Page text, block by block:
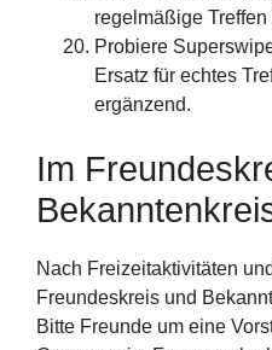
regelmäßige
Probiere
Ersatz für echtes
ergänzend.
Im
Nach Freizeitaktivitäten
Freundeskreis und
Bitte Freunde um eine